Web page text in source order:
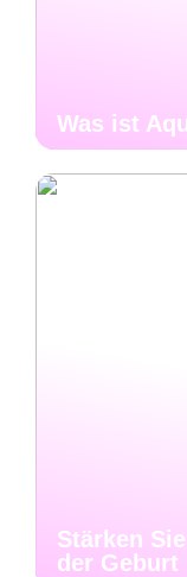
Was ist
Stärken
der Geburt